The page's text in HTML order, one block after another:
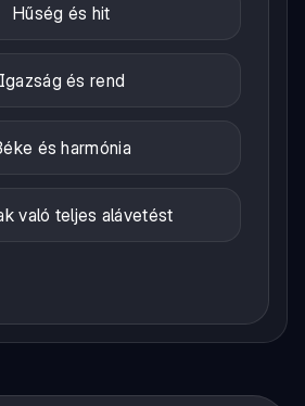
Hűség és hit
Igazság és rend
és harmónia
való teljes alávetést